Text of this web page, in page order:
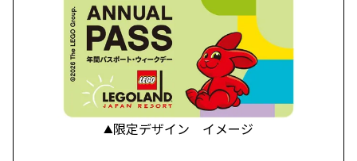
▲限定デザイン イメージ